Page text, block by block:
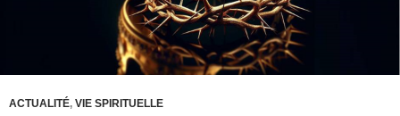
ACTUALITÉ, VIE SPIRITUELLE